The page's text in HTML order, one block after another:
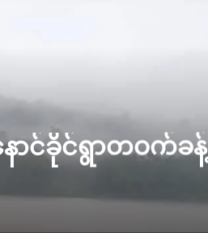
ာင်ခိုင်ရွာတဝက်ခန့်